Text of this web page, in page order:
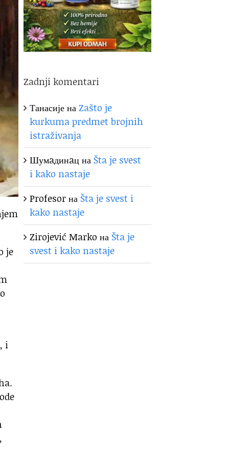
je
i
Zadnji komentari
ТанасијенаZašto je
kurkuma predmet brojnih
istraživanja
Шумaдинaцна Šta je svest
i kako nastaje
Profesorна Šta je svest i
kako nastaje
Zirojević Marko на Šta je
svest i kako nastaje